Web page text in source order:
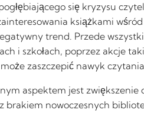
się kryzysu
książkami
trend. Przede
i szkołach, poprzez akcje
zaszczepić nawyk
aspektem jest zwiększenie
brakiem nowoczesnych